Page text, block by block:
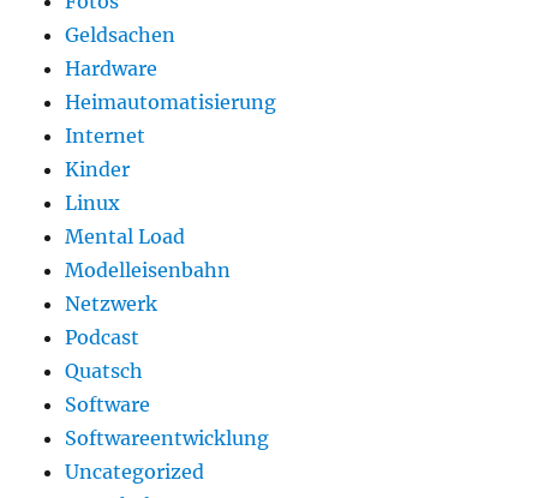
Geldsachen
Hardware
Heimautomatisierung
Internet
Kinder
Linux
Mental Load
Modelleisenbahn
Netzwerk
Podcast
Quatsch
Software
Softwareentwicklung
Uncategorized